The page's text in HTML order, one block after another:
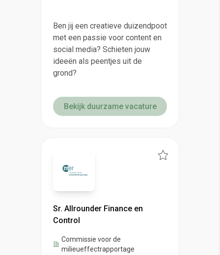
Ben jij een creatieve duizendpoot
met een passie voor content en
social media? Schieten jouw
ideeën als peentjes uit de
grond?
Bekijk duurzame vacature
Sr. Allrounder Finance en
Control
Commissie voor de
milieueffectrapportage